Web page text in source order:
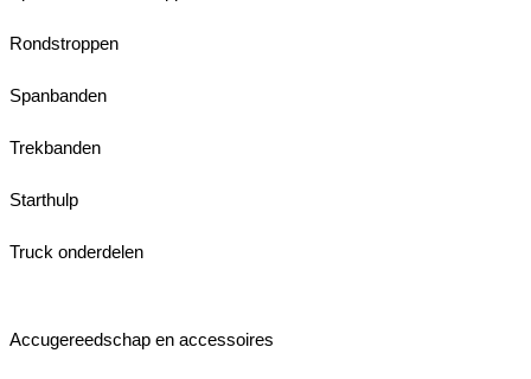
Rondstroppen
Spanbanden
Trekbanden
Starthulp
Truck onderdelen
Accugereedschap en accessoires